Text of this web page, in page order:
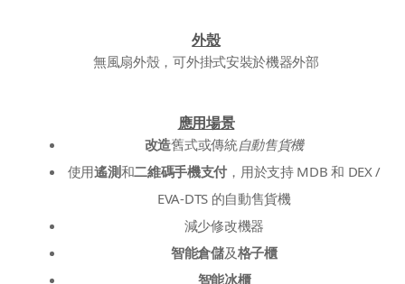
外殼
無風扇外殼，可外掛式安裝於機器外部
應用場景
改造舊式或傳統自動售貨機
使用遙測和二維碼手機支付 ，用於支持 MDB 和 DEX /
EVA-DTS 的自動售貨機
減少修改機器
智能倉儲及格子櫃
智能冰櫃